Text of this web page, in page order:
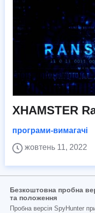
XHAMSTER
програми-вимагачі
жовтень 11, 2022
Безкоштовна пробна
та положення
Пробна версія SpyHunter